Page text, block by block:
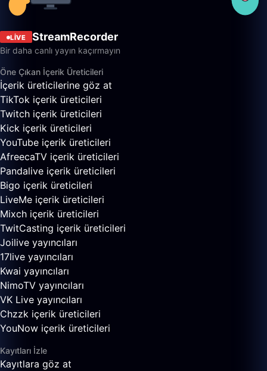
LIVE StreamRecorder
Bir daha canlı yayın kaçırmayın
Öne Çıkan İçerik Üreticileri
İçerik üreticilerine göz at
TikTok içerik üreticileri
Twitch içerik üreticileri
Kick içerik üreticileri
YouTube içerik üreticileri
AfreecaTV içerik üreticileri
Pandalive içerik üreticileri
Bigo içerik üreticileri
LiveMe içerik üreticileri
Mixch içerik üreticileri
TwitCasting içerik üreticileri
Joilive yayıncıları
17live yayıncıları
Kwai yayıncıları
NimoTV yayıncıları
VK Live yayıncıları
Chzzk içerik üreticileri
YouNow içerik üreticileri
Kayıtları İzle
Kayıtlara göz at